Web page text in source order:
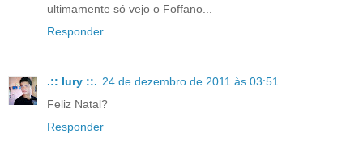
ultimamente só vejo o Foffano...
Responder
.:: Iury ::. 24 de dezembro de 2011 às 03:51
Feliz Natal?
Responder